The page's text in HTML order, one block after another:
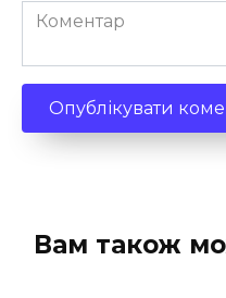
Коментар
Вам також